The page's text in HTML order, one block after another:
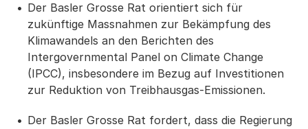
Der Basler Grosse Rat orientiert sich für
zukünftige Massnahmen zur Bekämpfung des
Klimawandels an den Berichten des
Intergovernmental Panel on Climate Change
(IPCC), insbesondere im Bezug auf Investitionen
zur Reduktion von Treibhausgas-Emissionen.
Der Basler Grosse Rat fordert, dass die Regierung